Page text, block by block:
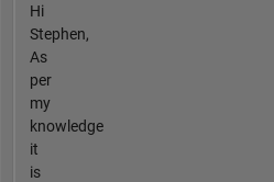
Hi
Stephen,
As
per
my
knowledge
it
is